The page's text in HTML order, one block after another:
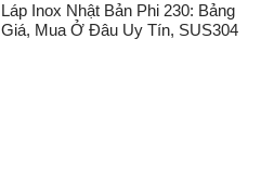
Láp Inox Nhật Bản Phi 230: Bảng
Giá, Mua Ở Đâu Uy Tín, SUS304